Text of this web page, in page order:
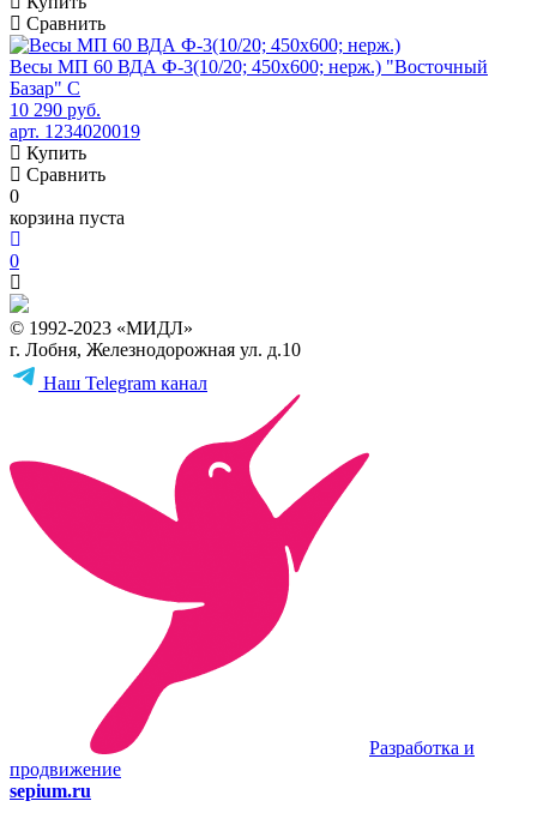
Сравнить
Весы МП 60 ВДА Ф-3(10/20; 450х600; нерж.) "Восточный
Базар" С
10 290 руб.
арт. 1234020019
Купить
Сравнить
0
корзина пуста
0
© 1992-2023 «МИДЛ»
г. Лобня, Железнодорожная ул. д.10
Наш Telegram канал
Разработка и
продвижение
sepium.ru